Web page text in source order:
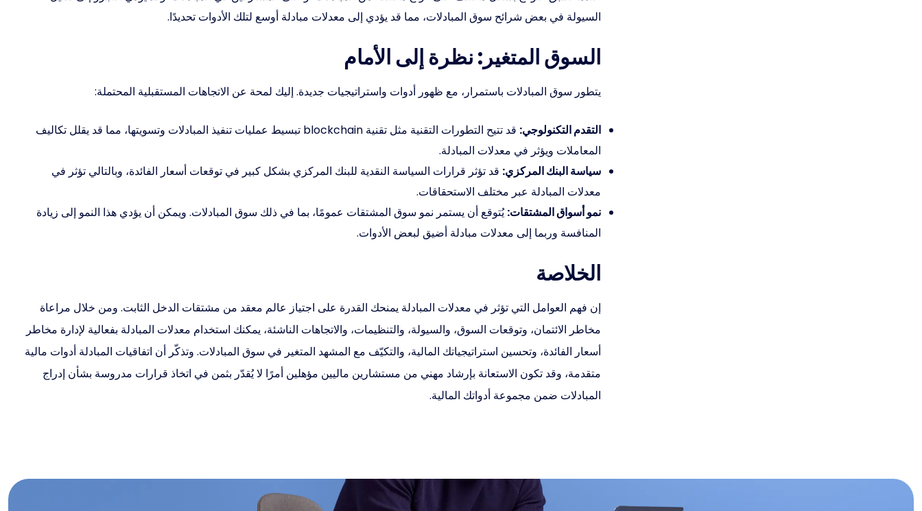
السيولة في بعض شرائح سوق المبادلات، مما قد يؤدي إلى معدلات مبادلة أوسع لتلك الأدوات تحديدًا.
السوق المتغير: نظرة إلى الأمام
يتطور سوق المبادلات باستمرار، مع ظهور أدوات واستراتيجيات جديدة. إليك لمحة عن الاتجاهات المستقبلية المحتملة:
التقدم التكنولوجي:
قد تتيح التطورات التقنية مثل تقنية blockchain تبسيط عمليات تنفيذ المبادلات وتسويتها، مما قد يقلل تكاليف
المعاملات ويؤثر في معدلات المبادلة.
سياسة البنك المركزي: قد تؤثر قرارات السياسة النقدية للبنك المركزي بشكل كبير في توقعات أسعار الفائدة، وبالتالي تؤثر في
معدلات المبادلة عبر مختلف الاستحقاقات.
نمو أسواق المشتقات:يُتوقع أن يستمر نمو سوق المشتقات عمومًا، بما في ذلك سوق المبادلات. ويمكن أن يؤدي هذا النمو إلى زيادة
المنافسة وربما إلى معدلات مبادلة أضيق لبعض الأدوات.
الخلاصة
إن فهم العوامل التي تؤثر في معدلات المبادلة يمنحك القدرة على اجتياز عالم معقد من مشتقات الدخل الثابت. ومن خلال مراعاة
مخاطر الائتمان، وتوقعات السوق، والسيولة، والتنظيمات، والاتجاهات الناشئة، يمكنك استخدام معدلات المبادلة بفعالية لإدارة مخاطر
أسعار الفائدة، وتحسين استراتيجياتك المالية، والتكيّف مع المشهد المتغير في سوق المبادلات. وتذكّر أن اتفاقيات المبادلة أدوات مالية
متقدمة، وقد تكون الاستعانة بإرشاد مهني من مستشارين ماليين مؤهلين أمرًا لا يُقدّر بثمن في اتخاذ قرارات مدروسة بشأن إدراج
المبادلات ضمن مجموعة أدواتك المالية.